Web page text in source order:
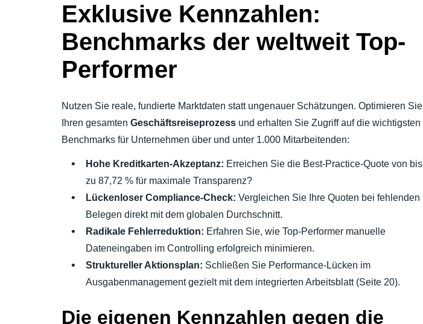
Exklusive Kennzahlen:
Benchmarks der weltweit Top-
Performer
Nutzen Sie reale, fundierte Marktdaten statt ungenauer Schätzungen. Optimieren Sie
Ihren gesamten Geschäftsreiseprozess und erhalten Sie Zugriff auf die wichtigsten
Benchmarks für Unternehmen über und unter 1.000 Mitarbeitenden:
Hohe Kreditkarten-Akzeptanz: Erreichen Sie die Best-Practice-Quote von bis
zu 87,72 % für maximale Transparenz?
Lückenloser Compliance-Check: Vergleichen Sie Ihre Quoten bei fehlenden
Belegen direkt mit dem globalen Durchschnitt.
Radikale Fehlerreduktion: Erfahren Sie, wie Top-Performer manuelle
Dateneingaben im Controlling erfolgreich minimieren.
Struktureller Aktionsplan: Schließen Sie Performance-Lücken im
Ausgabenmanagement gezielt mit dem integrierten Arbeitsblatt (Seite 20).
Die eigenen Kennzahlen gegen die